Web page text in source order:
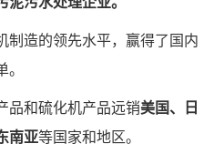
制造的领先水平，赢得了国内
品和硫化机产品远销美国、日
南亚等国家和地区。